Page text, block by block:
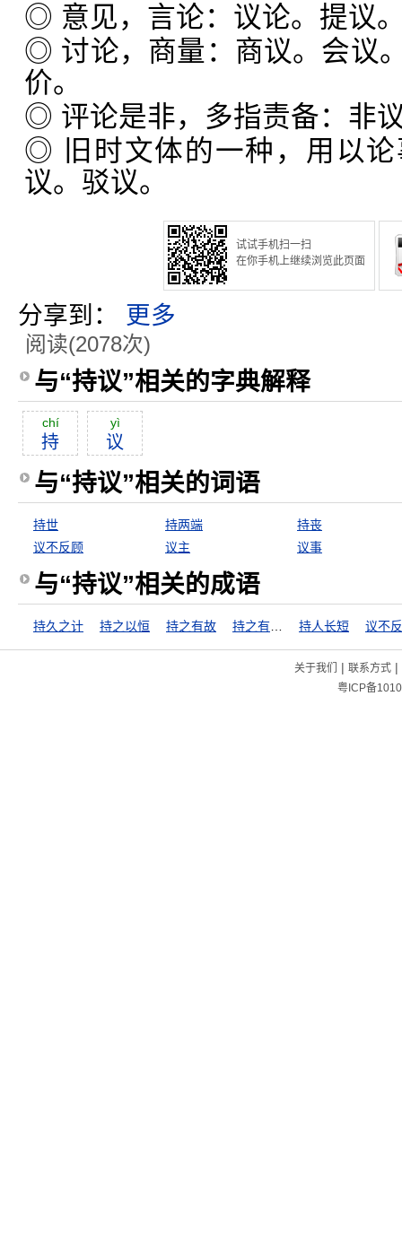
◎ 意见，言论：议论。提议
◎ 讨论，商量：商议。会议
价。
◎ 评论是非，多指责备：非
◎ 旧时文体的一种，用以
议。驳议。
试试手机扫一扫
在你手机上继续浏览此页面
分享到： 更多
阅读(2078次)
与“持议”相关的字典解释
chí
持
yì
议
与“持议”相关的词语
持世 持两端
持丧
议不反顾
议主 议事
与“持议”相关的成语
持久之计 持之以恒 持之有故 持人长短 议不
关于我们 | 联系方式|
粤ICP备